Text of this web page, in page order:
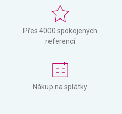
Přes 4000 spokojených
referencí
Nákup na splátky